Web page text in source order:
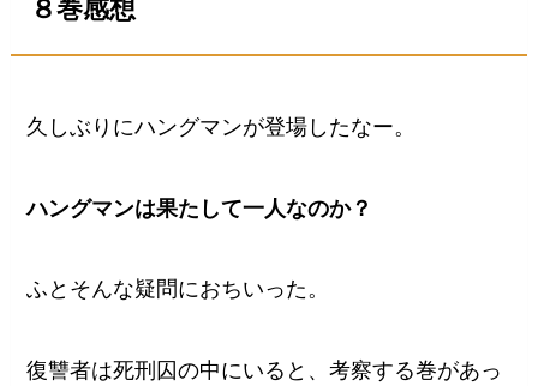
８巻感想
久しぶりにハングマンが登場したなー。
ハングマンは果たして一人なのか？
ふとそんな疑問におちいった。
復讐者は死刑囚の中にいると、考察する巻があっ